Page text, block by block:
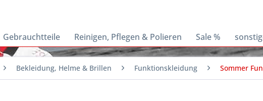
Gebrauchtteile Reinigen, Pflegen & Polieren Sale %
Bekleidung, Helme & Brillen Funktionskleidung Sommer